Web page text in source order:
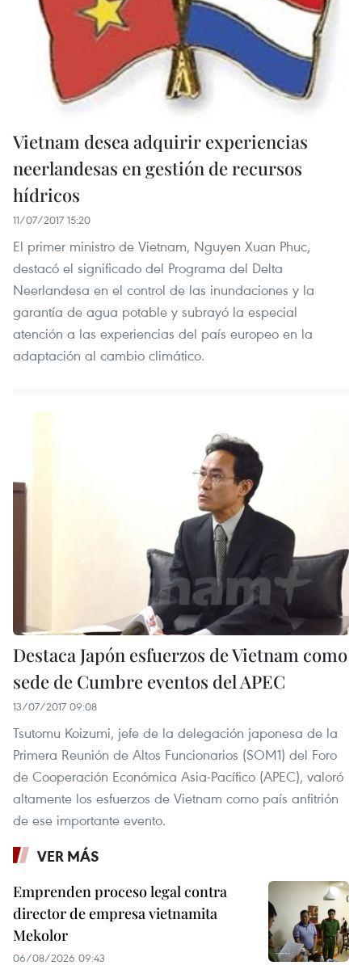
Vietnam desea adquirir experiencias
neerlandesas en gestión de recursos
hídricos
11/07/2017 15:20
El primer ministro de Vietnam, Nguyen Xuan Phuc,
destacó el significado del Programa del Delta
Neerlandesa en el control de las inundaciones y la
garantía de agua potable y subrayó la especial
atención a las experiencias del país europeo en la
adaptación al cambio climático.
Destaca Japón esfuerzos de Vietnam como
sede de Cumbre eventos del APEC
13/07/2017 09:08
Tsutomu Koizumi, jefe de la delegación japonesa de la
Primera Reunión de Altos Funcionarios (SOM1) del Foro
de Cooperación Económica Asia-Pacífico (APEC), valoró
altamente los esfuerzos de Vietnam como país anfitrión
de ese importante evento.
VER MÁS
Emprenden proceso legal contra
director de empresa vietnamita
Mekolor
06/08/2026 09:43